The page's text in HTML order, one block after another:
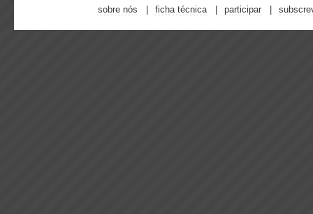
sobre nós ficha técnica participar